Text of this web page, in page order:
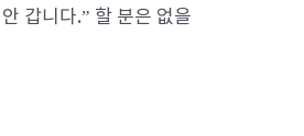
갑니다.” 할 분은 없을